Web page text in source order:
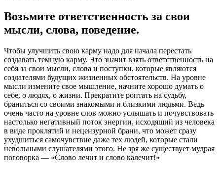
Возьмите ответственность за свои
мысли, слова, поведение.
Чтобы улучшить свою карму надо для начала перестать
создавать темную карму. Это значит взять ответственность на
себя за свои мысли, слова и поступки, которые являются
создателями будущих жизненных обстоятельств. На уровне
мысли измените свое мышление, начните хорошо думать о
себе, о людях, о жизни. Прекратите роптать на судьбу,
браниться со своими знакомыми и близкими людьми. Ведь
очень часто на уровне слов можно услышать и почувствовать
настолько негативный поток энергии, исходящий из человека
в виде проклятий и нецензурной брани, что может сразу
ухудшиться самочувствие даже тех людей, которые стали
невольными слушателями этого. Не зря же существует мудрая
поговорка — «Слово лечит и слово калечит!»